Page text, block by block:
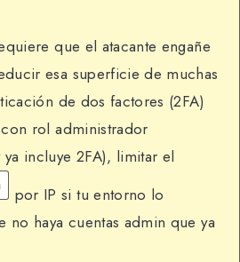
que el atacante engañe
esa superficie de muchas
de dos factores (2FA)
rol administrador
incluye 2FA), limitar el
por IP si tu entorno lo
no haya cuentas admin que ya